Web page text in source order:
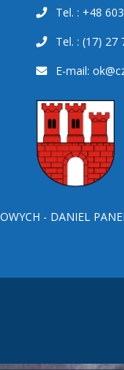
Tel. : +48
Tel. : (17) 27
E-mail:
- DANIEL